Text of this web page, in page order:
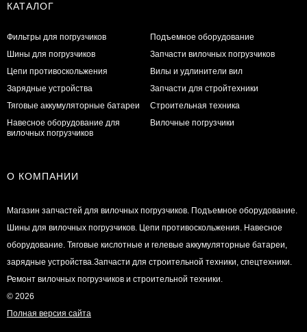
КАТАЛОГ
Фильтры для погрузчиков
Шины для погрузчиков
Цепи противоскольжения
Зарядные устройства
Тяговые аккумуляторные батареи
Навесное оборудование для
вилочных погрузчиков
Подъемное оборудование
Запчасти вилочных погрузчиков
Вилы и удлинители вил
Запчасти для стройтехники
Строительная техника
Вилочные погрузчики
О КОМПАНИИ
Магазин запчастей для вилочных погрузчиков. Подъемное оборудование.
Шины для вилочных погрузчиков. Цепи противоскольжения. Навесное
оборудование. Тяговые кислотные и гелевые аккумуляторные батареи,
зарядные устройства.Запчасти для строительной техники, спецтехники.
Ремонт вилочных погрузчиков и строительной техники.
© 2026
Полная версия сайта